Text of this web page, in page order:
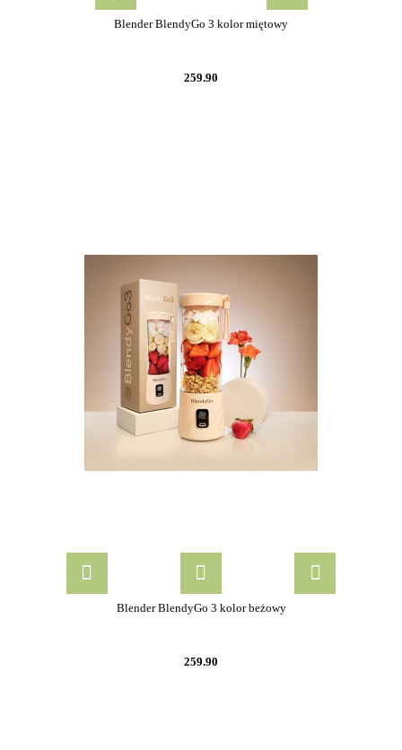
Blender BlendyGo 3 kolor miętowy
259.90
Blender BlendyGo 3 kolor beżowy
259.90